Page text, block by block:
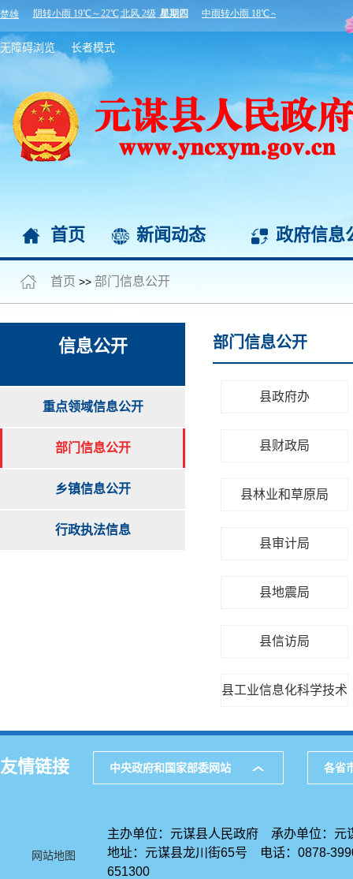
无障碍浏览 长者模式
首页 新闻动态 政府信息
首页 >> 部门信息公开
信息公开
重点领域信息公开
部门信息公开
乡镇信息公开
行政执法信息
部门信息公开
县政府办
县财政局
县林业和草原局
县审计局
县地震局
县信访局
县工业信息化科学技术
友情链接 中央政府和国家部委网站 各省
网站地图
主办单位：元谋县人民政府 承办单位：元
地址：元谋县龙川街65号 电话：0878-
651300